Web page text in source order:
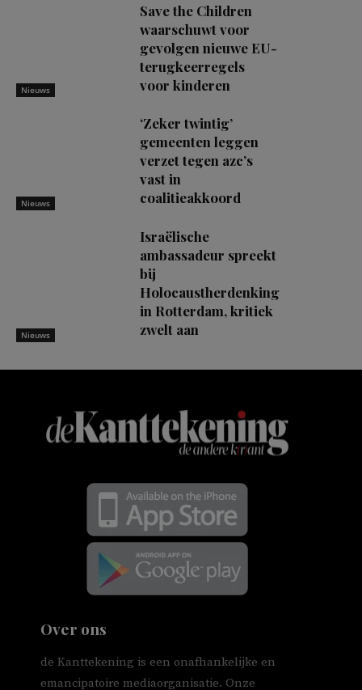
Nieuws
Save the Children
waarschuwt voor
gevolgen nieuwe EU-
terugkeerregels
voor kinderen
Nieuws
‘Zeker twintig’
gemeenten leggen
verzet tegen azc’s
vast in
coalitieakkoord
Nieuws
Israëlische
ambassadeur spreekt
bij
Holocaustherdenking
in Rotterdam, kritiek
zwelt aan
Over ons
de Kanttekening is een onafhankelijke en
emancipatoire mediaorganisatie. Onze